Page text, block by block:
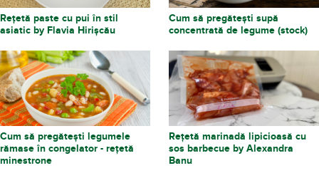
Rețetă paste cu pui în stil
asiatic by Flavia Hirișcău
Cum să pregătești supă
concentrată de legume (stock)
Cum să pregătești legumele
rămase în congelator - rețetă
minestrone
Rețetă marinadă lipicioasă cu
sos barbecue by Alexandra
Banu